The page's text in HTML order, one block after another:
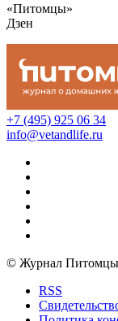
«Питомцы»
Дзен
+7 (495) 925 06 34
info@vetandlife.ru
© Журнал
RSS